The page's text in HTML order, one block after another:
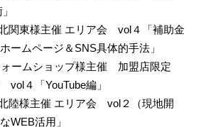
関東様主催 エリア会 vol４「補助金
ームページ＆SNS具体的手法」
ームショップ様主催 加盟店限定
vol４「YouTube編」
陸様主催 エリア会 vol２（現地開
WEB活用」